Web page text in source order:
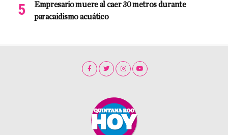
Empresario muere al caer 30 metros durante
paracaidismo acuático